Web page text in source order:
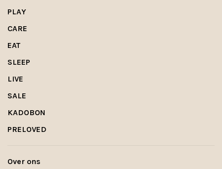
PLAY
CARE
EAT
SLEEP
LIVE
SALE
KADOBON
PRELOVED
Over ons